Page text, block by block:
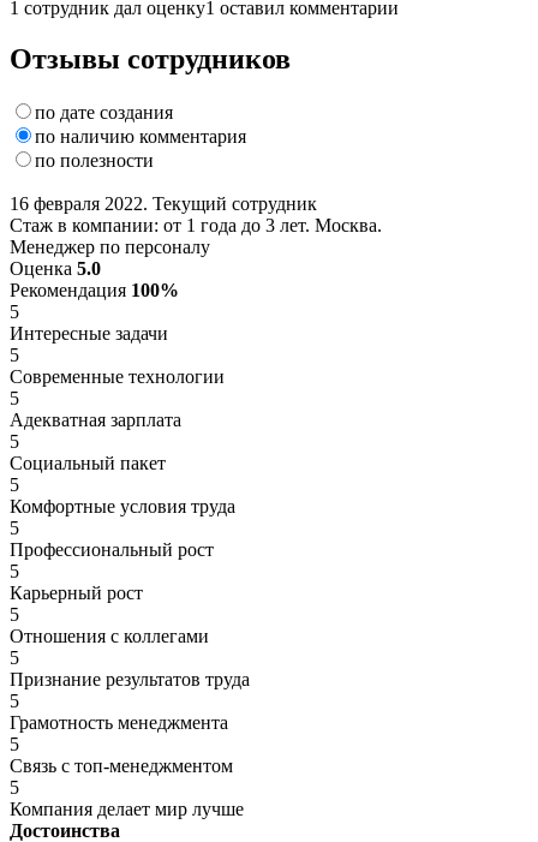
1 сотрудник дал оценку1 оставил комментарии
Отзывы сотрудников
по дате создания
по наличию комментария
по полезности
16 февраля 2022. Текущий сотрудник
Стаж в компании: от 1 года до 3 лет. Москва.
Менеджер по персоналу
Оценка 5.0
Рекомендация 100%
5
Интересные задачи
5
Современные технологии
5
Адекватная зарплата
5
Социальный пакет
5
Комфортные условия труда
5
Профессиональный рост
5
Карьерный рост
5
Отношения с коллегами
5
Признание результатов труда
5
Грамотность менеджмента
5
Связь с топ-менеджментом
5
Компания делает мир лучше
Достоинства